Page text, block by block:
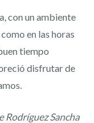
con un ambiente
en las horas
tiempo
disfrutar de
Rodríguez Sancha